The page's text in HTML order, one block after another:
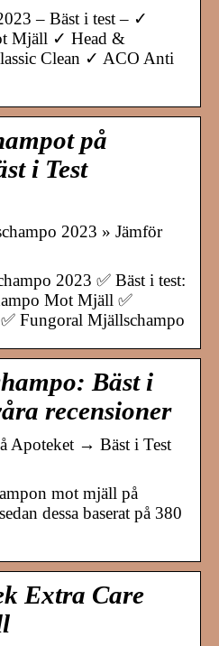
– Bäst i test – ✓
Mjäll ✓ Head &
Clean ✓ ACO Anti
på
i Test
2023 » Jämför
2023 ✅ Bäst i test:
Mot Mjäll ✅
Fungoral Mjällschampo
Bäst i
recensioner
Apoteket → Bäst i Test
mot mjäll på
dessa baserat på 380
Extra Care